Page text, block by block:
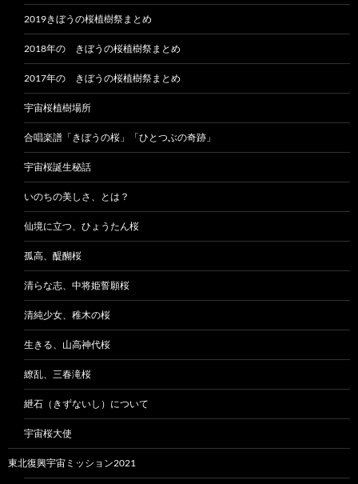
2019きぼうの桜植樹祭まとめ
2018年の きぼうの桜植樹祭まとめ
2017年の きぼうの桜植樹祭まとめ
宇宙桜植樹場所
合唱楽譜「きぼうの桜」「ひとつぶの奇跡」
宇宙桜誕生秘話
いのちの美しさ、とは？
仙境に立つ、ひょうたん桜
孤高、醍醐桜
清らな志、中将姫誓願桜
清純少女、稚木の桜
生きる、山高神代桜
繚乱、三春滝桜
紲石（きずないし）について
宇宙桜大使
東北復興宇宙ミッション2021